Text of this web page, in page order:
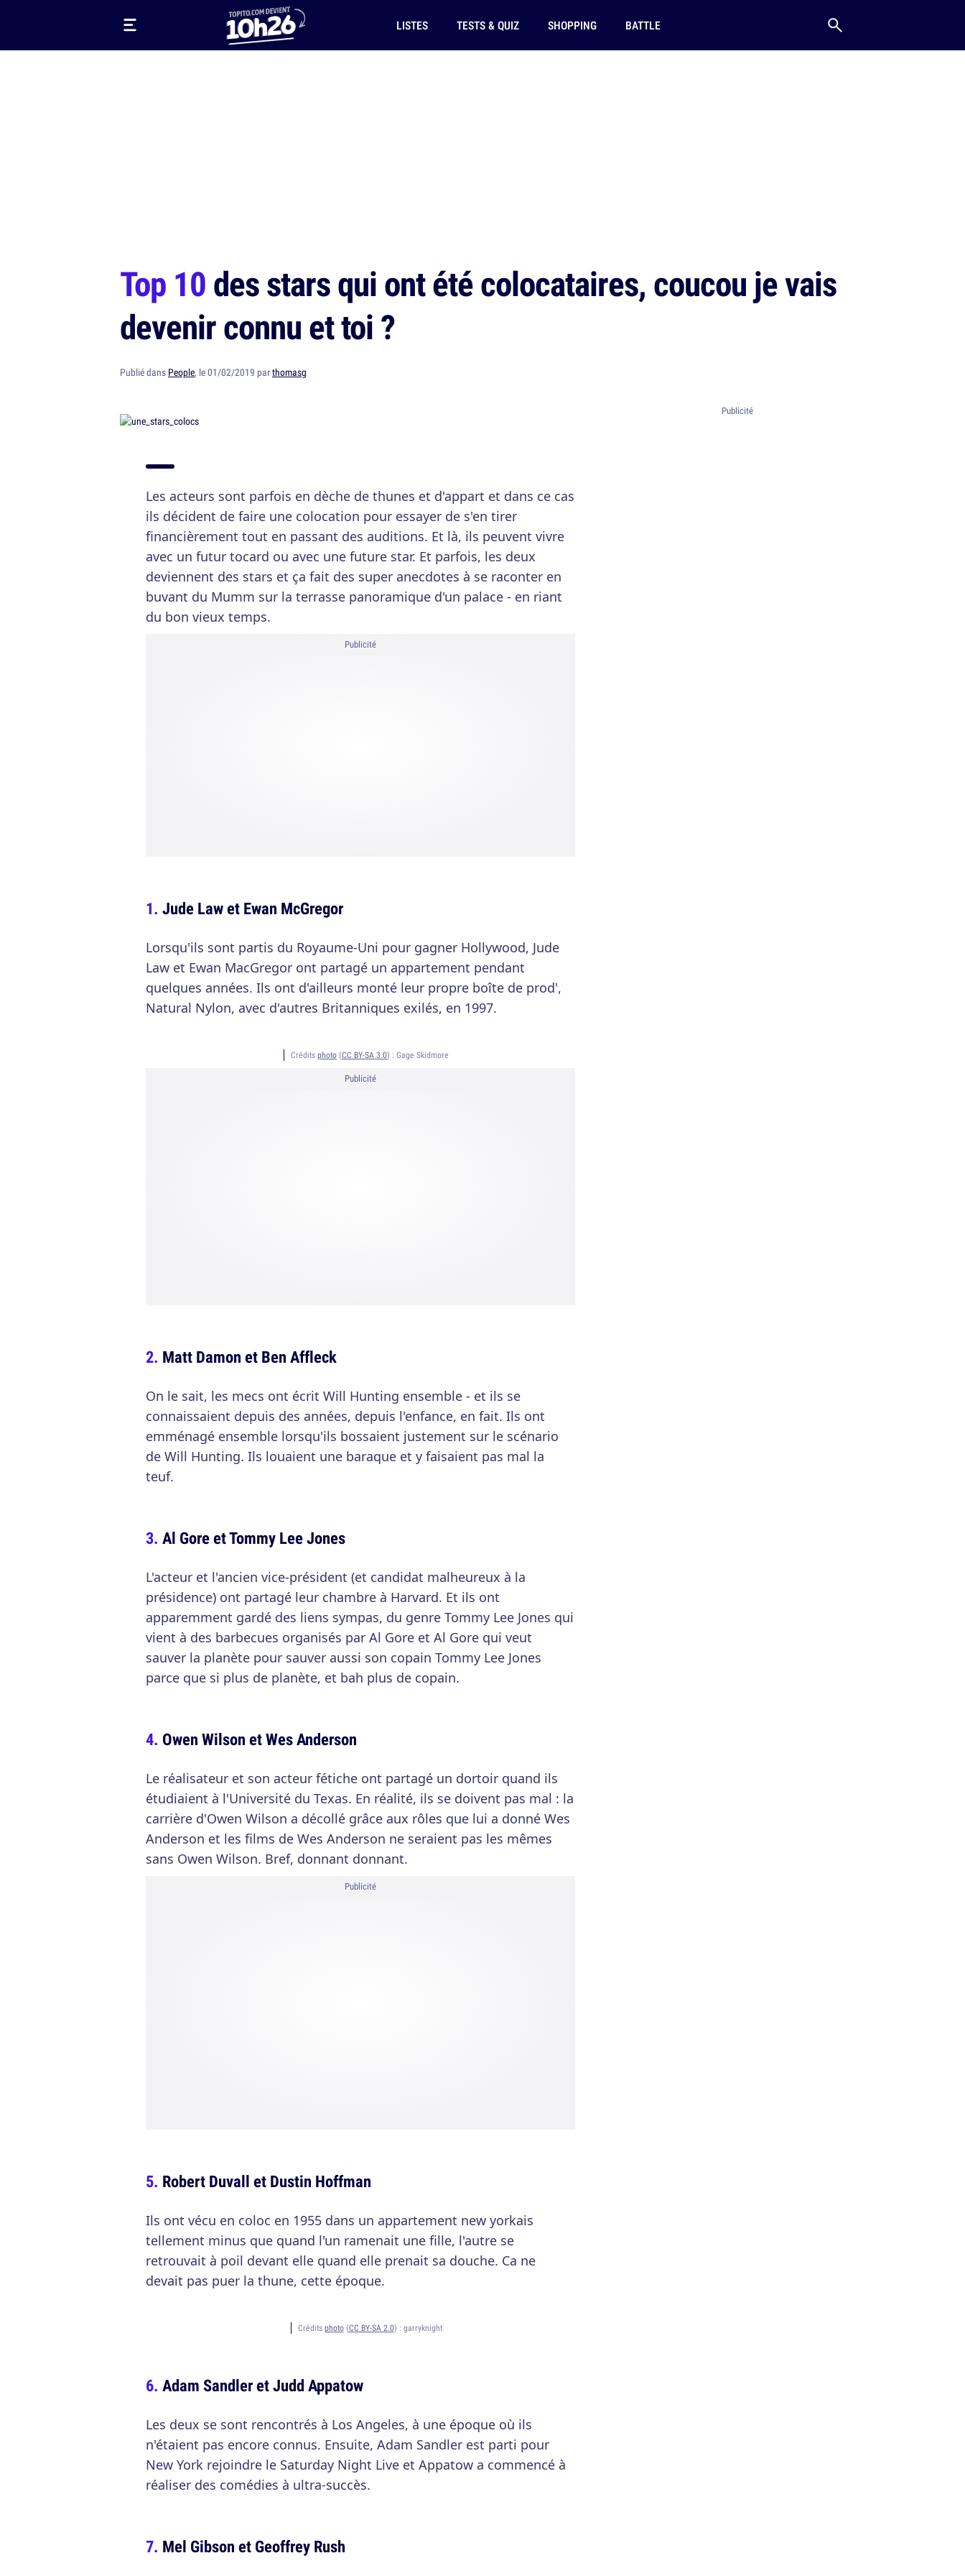
LISTES TESTS & QUIZ SHOPPING BATTLE
Top 10des stars qui ont été colocataires, coucou je vais
devenir connu et toi ?
Publié dans People, le 01/02/2019 parthomasg
Les acteurs sont parfois en dèche de thunes et d'appart et dans ce cas
ils décident de faire une colocation pour essayer de s'en tirer
financièrement tout en passant des auditions. Et là, ils peuvent vivre
avec un futur tocard ou avec une future star. Et parfois, les deux
deviennent des stars et ça fait des super anecdotes à se raconter en
buvant du Mumm sur la terrasse panoramique d'un palace - en riant
du bon vieux temps.
Publicité
Jude Law et Ewan McGregor
Lorsqu'ils sont partis du Royaume-Uni pour gagner Hollywood, Jude
Law et Ewan MacGregor ont partagé un appartement pendant
quelques années. Ils ont d'ailleurs monté leur propre boîte de prod',
Natural Nylon, avec d'autres Britanniques exilés, en 1997.
Crédits photo (CC BY-SA 3.0) : Gage Skidmore
Publicité
Matt Damon et Ben Affleck
On le sait, les mecs ont écrit Will Hunting ensemble - et ils se
connaissaient depuis des années, depuis l'enfance, en fait. Ils ont
emménagé ensemble lorsqu'ils bossaient justement sur le scénario
de Will Hunting. Ils louaient une baraque et y faisaient pas mal la
teuf.
Al Gore et Tommy Lee Jones
L'acteur et l'ancien vice-président (et candidat malheureux à la
présidence) ont partagé leur chambre à Harvard. Et ils ont
apparemment gardé des liens sympas, du genre Tommy Lee Jones qui
vient à des barbecues organisés par Al Gore et Al Gore qui veut
sauver la planète pour sauver aussi son copain Tommy Lee Jones
parce que si plus de planète, et bah plus de copain.
Owen Wilson et Wes Anderson
Le réalisateur et son acteur fétiche ont partagé un dortoir quand ils
étudiaient à l'Université du Texas. En réalité, ils se doivent pas mal : la
carrière d'Owen Wilson a décollé grâce aux rôles que lui a donné Wes
Anderson et les films de Wes Anderson ne seraient pas les mêmes
sans Owen Wilson. Bref, donnant donnant.
Publicité
Robert Duvall et Dustin Hoffman
Ils ont vécu en coloc en 1955 dans un appartement new yorkais
tellement minus que quand l'un ramenait une fille, l'autre se
retrouvait à poil devant elle quand elle prenait sa douche. Ca ne
devait pas puer la thune, cette époque.
Crédits photo(CC BY-SA 2.0) : garryknight
Adam Sandler et Judd Appatow
Les deux se sont rencontrés à Los Angeles, à une époque où ils
n'étaient pas encore connus. Ensuite, Adam Sandler est parti pour
New York rejoindre le Saturday Night Live et Appatow a commencé à
réaliser des comédies à ultra-succès.
Mel Gibson et Geoffrey Rush